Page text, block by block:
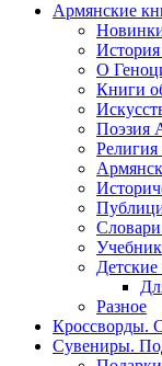
Армянские
О
Книги
Поэзия
Разное
Кроссворды.
Сувениры.